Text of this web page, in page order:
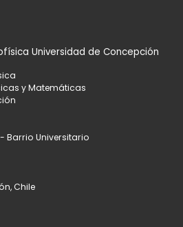
LISTA
Universidad de Concepción
y Matemáticas
Barrio Universitario
Chile